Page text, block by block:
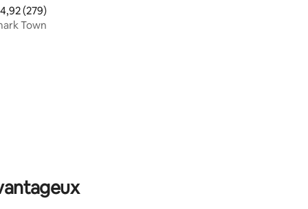
: 4,99 sur 5
moyenne sur la base de 279 commentaires : 4,92 sur 5
4,92 (279)
Town